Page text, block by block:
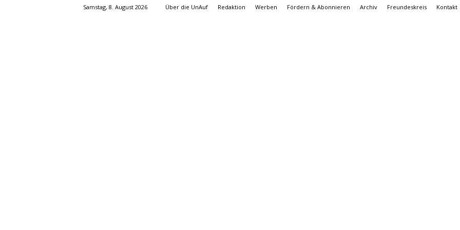
Samstag, 8. August 2026 Über die UnAuf Redaktion Werben Fördern & Abonnieren Archiv Freundeskreis Kontakt